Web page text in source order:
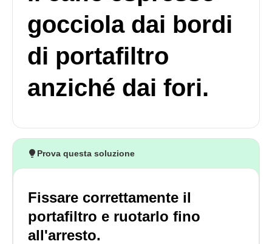
gocciola dai bordi
di portafiltro
anziché dai fori.
Prova questa soluzione
Fissare correttamente il
portafiltro e ruotarlo fino
all'arresto.